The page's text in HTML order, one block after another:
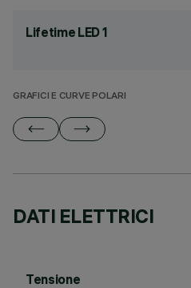
Lifetime LED 1
GRAFICI E CURVE POLARI
DATI ELETTRICI
Tensione